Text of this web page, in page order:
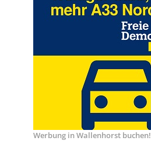
Werbung in Wallenhorst buchen!